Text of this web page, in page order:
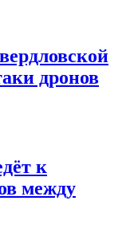
дронов
к
между